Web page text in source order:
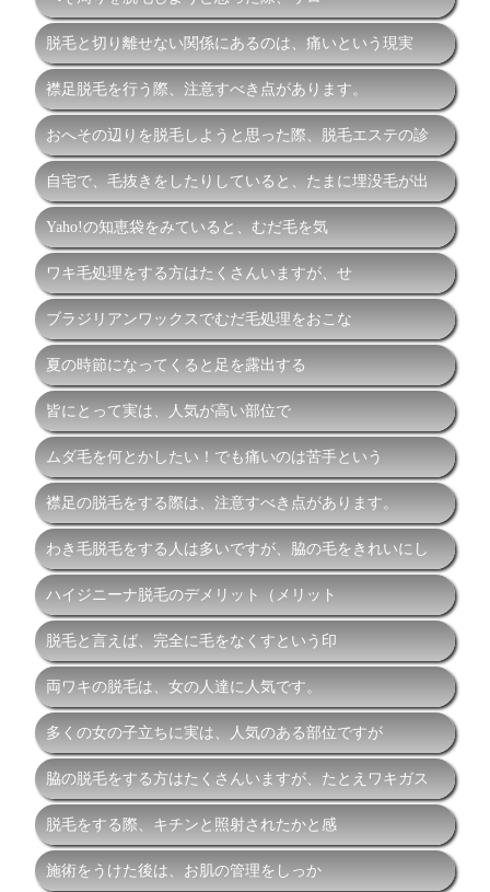
脱毛と切り離せない関係にあるのは、痛いという現実
襟足脱毛を行う際、注意すべき点があります。
おへその辺りを脱毛しようと思った際、脱毛エステの診
自宅で、毛抜きをしたりしていると、たまに埋没毛が出
Yaho!の知恵袋をみていると、むだ毛を気
ワキ毛処理をする方はたくさんいますが、せ
ブラジリアンワックスでむだ毛処理をおこな
夏の時節になってくると足を露出する
皆にとって実は、人気が高い部位で
ムダ毛を何とかしたい！でも痛いのは苦手という
襟足の脱毛をする際は、注意すべき点があります。
わき毛脱毛をする人は多いですが、脇の毛をきれいにし
ハイジニーナ脱毛のデメリット（メリット
脱毛と言えば、完全に毛をなくすという印
両ワキの脱毛は、女の人達に人気です。
多くの女の子立ちに実は、人気のある部位ですが
脇の脱毛をする方はたくさんいますが、たとえワキガス
脱毛をする際、キチンと照射されたかと感
施術をうけた後は、お肌の管理をしっか